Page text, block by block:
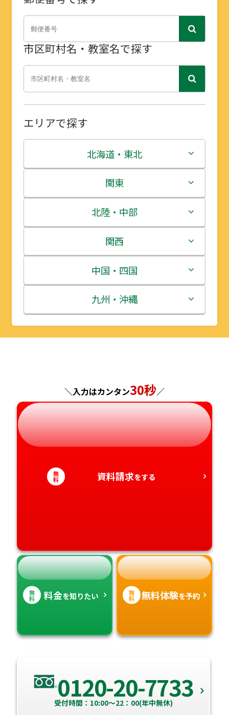
市区町村名・教室名で探す
エリアで探す
北海道・東北
北海道
青森県
岩手県
宮城県
秋田県
山形県
関東
茨城県
栃木県
群馬県
埼玉県
千葉県
北陸・中部
新潟県
富山県
石川県
福井県
岐阜県
静岡県
関西
三重県
滋賀県
京都府
奈良県
和歌山県
中国・四国
鳥取県
島根県
山口県
徳島県
香川県
九州・沖縄
福岡県
熊本県
大分県
宮崎県
＼入力はカンタン30秒／
無
料 資料請求をする
無
料 料金を知りたい 無
料 無料体験を予約
0120-20-7733
受付時間：10:00～22：00(年中無休)